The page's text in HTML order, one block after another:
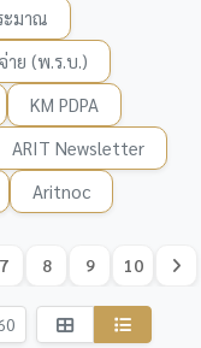
ะมาณ
ย (พ.ร.บ.)
KM PDPA
ARIT Newsletter
Aritnoc
7 8 9 10